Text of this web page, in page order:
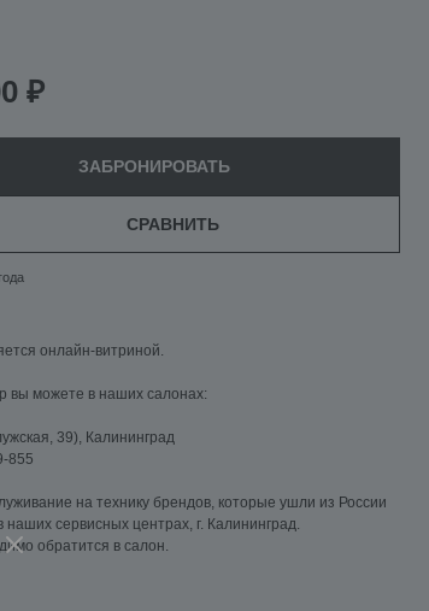
₽
ЗАБРОНИРОВАТЬ
СРАВНИТЬ
онлайн-витриной.
вы можете в наших салонах:
39), Калининград
855
на технику брендов, которые ушли из России
наших сервисных центрах, г. Калининград.
обратится в салон.